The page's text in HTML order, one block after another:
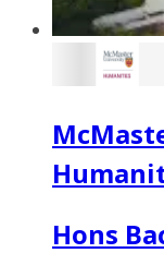
Hons